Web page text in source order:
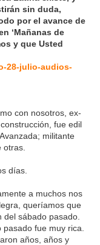
sin duda,
por el avance de
‘Mañanas de
y que Usted
28-julio-audios-
con nosotros, ex-
fue edil
militante
días.
a muchos nos
queríamos que
sábado pasado.
fue muy rica.
años, años y